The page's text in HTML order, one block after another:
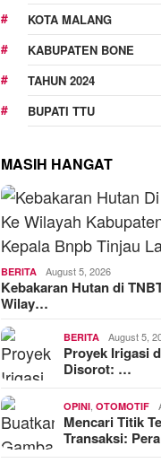
RAT Koperasi Jasa
Sejahtera Institut
KOTA MALANG
KABUPATEN BONE
TAHUN 2024
BUPATI TTU
MASIH HANGAT
BERITA August 5, 2026
Kebakaran Hutan di
Wilay…
BERITA August 5,
Proyek Irigasi
Disorot: …
OPINI ,OTOMOTIF
Mencari Titik
Transaksi: